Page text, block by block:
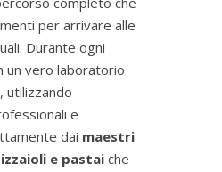
per arrivare alle
Durante ogni
un vero laboratorio
utilizzando
e
dai maestri
e pastai che